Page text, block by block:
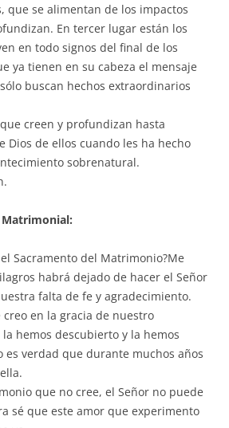
que se alimentan de los impactos
En tercer lugar están los
en todo signos del final de los
ya tienen en su cabeza el mensaje
buscan hechos extraordinarios
creen y profundizan hasta
Dios de ellos cuando les ha hecho
sobrenatural.
Sacramento del Matrimonio?Me
habrá dejado de hacer el Señor
falta de fe y agradecimiento.
creo en la gracia de nuestro
hemos descubierto y la hemos
es verdad que durante muchos años
que no cree, el Señor no puede
sé que este amor que experimento